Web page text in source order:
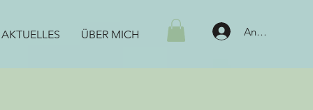
Anmelden
AKTUELLES ÜBER MICH